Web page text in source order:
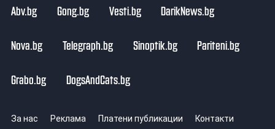
Abv.bg Gong.bg Vesti.bg DarikNews.bg
Nova.bg Telegraph.bg Sinoptik.bg Pariteni.bg
Grabo.bg DogsAndCats.bg
За нас Реклама Платени публикации Контакти